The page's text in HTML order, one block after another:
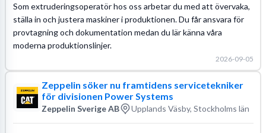
Som extruderingsoperatör hos oss arbetar du med att övervaka,
ställa in och justera maskiner i produktionen. Du får ansvara för
provtagning och dokumentation medan du lär känna våra
moderna produktionslinjer.
2026-09-05
Zeppelin söker nu framtidens servicetekniker
för divisionen Power Systems
Zeppelin Sverige AB Upplands Väsby, Stockholms län